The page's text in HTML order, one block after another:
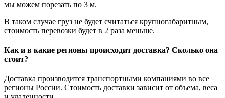
мы можем порезать по 3 м.
В таком случае груз не будет считаться крупногабаритным,
стоимость перевозки будет в 2 раза меньше.
Как и в какие регионы происходит доставка? Сколько она
стоит?
Доставка производится транспортными компаниями во все
регионы России. Стоимость доставки зависит от объема, веса